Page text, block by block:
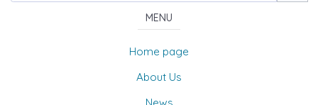
MENU
Home page
About Us
News